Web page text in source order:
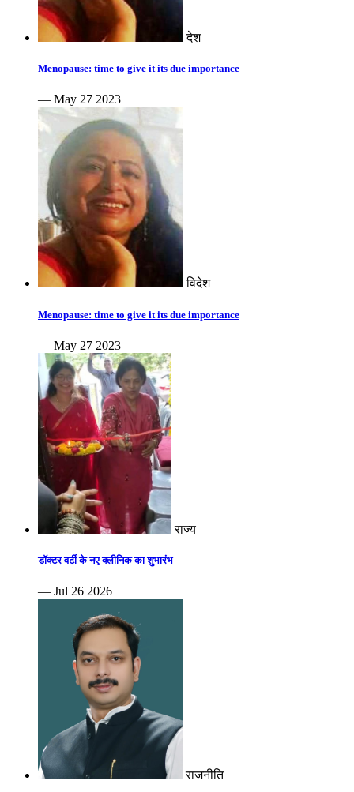
देश
Menopause: time to give it its due importance
— May 27 2023
विदेश
Menopause: time to give it its due importance
— May 27 2023
राज्य
डॉक्टर वर्टी के नए क्लीनिक का शुभारंभ
— Jul 26 2026
राजनीति